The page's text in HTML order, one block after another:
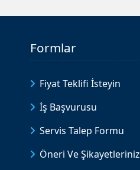
Formlar
Fiyat Teklifi İsteyin
İş Başvurusu
Servis Talep Formu
Öneri Ve Şikayetleriniz